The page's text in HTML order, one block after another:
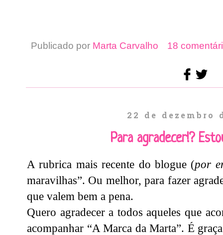
Publicado por Marta Carvalho 18
22 de dezembro
Para agradecer!?
A rubrica mais recente do blogue (por
maravilhas”. Ou melhor, para fazer
que valem bem a pena.
Quero agradecer a todos aqueles que
acompanhar “A Marca da Marta”. É